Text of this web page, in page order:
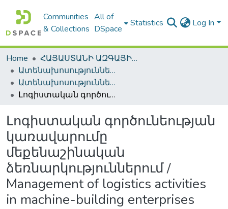
Communities
& Collections
All of
DSpace
Statistics Log In
Home
ՀԱՅԱՍՏԱՆԻ ԱԶԳԱՅԻՆ ԳՐԱԴԱՐԱՆԻ ԹՎԱՅԻՆ ՊԱՀՈՑ / DIGITAL REPOSITORY OF NLA
Ատենախոսություններ և սեղմագրեր / Theses & Abstracts
Ատենախոսություններ և սեղմագրեր / Theses & Abstracts
Լոգիստական գործունեության կառավարումը մեքենաշինական ձեռնարկություններում / Management of logistics activities in machine-building enterprises
Լոգիստական գործունեության
կառավարումը
մեքենաշինական
ձեռնարկություններում /
Management of logistics activities
in machine-building enterprises